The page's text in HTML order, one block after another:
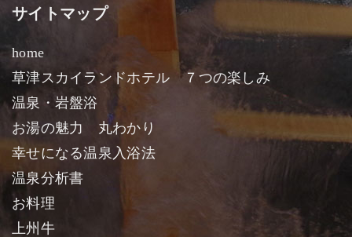
サイトマップ
home
草津スカイランドホテル ７つの楽しみ
温泉・岩盤浴
お湯の魅力 丸わかり
幸せになる温泉入浴法
温泉分析書
お料理
上州牛